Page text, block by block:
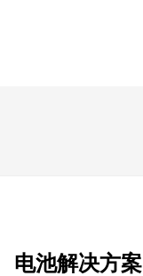
电池解决方案